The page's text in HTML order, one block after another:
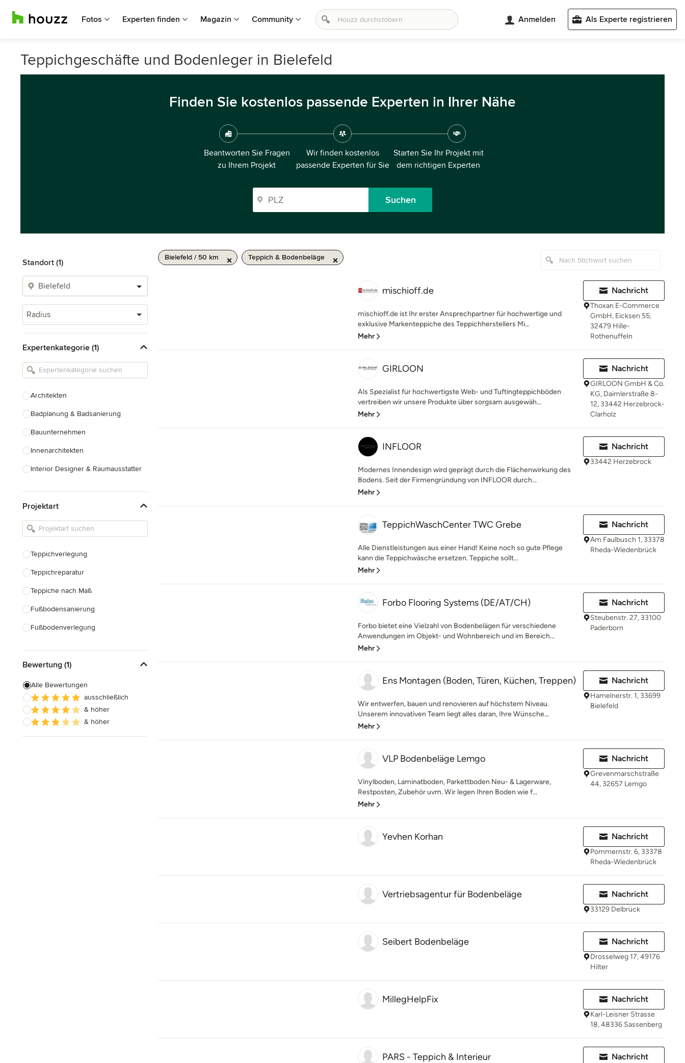
Fotos Experten finden Magazin Community Anmelden Als Experte registrieren
Teppichgeschäfte und Bodenleger in Bielefeld
Finden Sie kostenlos passende Experten in Ihrer Nähe
Beantworten Sie Fragen
zu Ihrem Projekt
Wir finden kostenlos
passende Experten für Sie
Starten Sie Ihr Projekt mit
dem richtigen Experten
Suchen
Standort (1)
Radius
Expertenkategorie (1)
Architekten
Badplanung & Badsanierung
Bauunternehmen
Innenarchitekten
Interior Designer & Raumausstatter
Landschaftsarchitekten
Armaturen & Sanitärbedarf
Einbauschränke
Projektart
Teppichverlegung
Teppichreparatur
Teppiche nach Maß
Fußbodensanierung
Fußbodenverlegung
Linoleum-Verlegung
Vinylboden verlegen
Fußbodenausgleich
Alle anzeigen
Bewertung (1)
Alle Bewertungen
ausschließlich
& höher
& höher
Bielefeld / 50 km Teppich & Bodenbeläge
mischioff.de
mischioff.de ist Ihr erster Ansprechpartner für hochwertige und
exklusive Markenteppiche des Teppichherstellers Mi...
Mehr
Nachricht
Thoxan E-Commerce
GmbH, Eicksen 55,
32479 Hille-
Rothenuffeln
GIRLOON
Als Spezialist für hochwertigste Web- und Tuftingteppichböden
vertreiben wir unsere Produkte über sorgsam ausgewäh...
Mehr
Nachricht
GIRLOON GmbH & Co.
KG, Daimlerstraße 8-
12, 33442 Herzebrock-
Clarholz
INFLOOR
Modernes Innendesign wird geprägt durch die Flächenwirkung des
Bodens. Seit der Firmengründung von INFLOOR durch...
Mehr
Nachricht
33442 Herzebrock
TeppichWaschCenter TWC Grebe
Alle Dienstleistungen aus einer Hand! Keine noch so gute Pflege
kann die Teppichwäsche ersetzen. Teppiche sollt...
Mehr
Nachricht
Am Faulbusch 1, 33378
Rheda-Wiedenbrück
Forbo Flooring Systems (DE/AT/CH)
Forbo bietet eine Vielzahl von Bodenbelägen für verschiedene
Anwendungen im Objekt- und Wohnbereich und im Bereich...
Mehr
Nachricht
Steubenstr. 27, 33100
Paderborn
Ens Montagen (Boden, Türen, Küchen, Treppen)
Wir entwerfen, bauen und renovieren auf höchstem Niveau.
Unserem innovativen Team liegt alles daran, Ihre Wünsche...
Mehr
Nachricht
Hamelnerstr. 1, 33699
Bielefeld
VLP Bodenbeläge Lemgo
Vinylboden, Laminatboden, Parkettboden Neu- & Lagerware,
Restposten, Zubehör uvm. Wir legen Ihren Boden wie f...
Mehr
Nachricht
Grevenmarschstraße
44, 32657 Lemgo
Yevhen Korhan Nachricht
Pommernstr. 6, 33378
Rheda-Wiedenbrück
Vertriebsagentur für Bodenbeläge Nachricht
33129 Delbrück
Seibert Bodenbeläge Nachricht
Drosselweg 17, 49176
Hilter
MillegHelpFix Nachricht
Karl-Leisner Strasse
18, 48336 Sassenberg
PARS - Teppich & Interieur Nachricht